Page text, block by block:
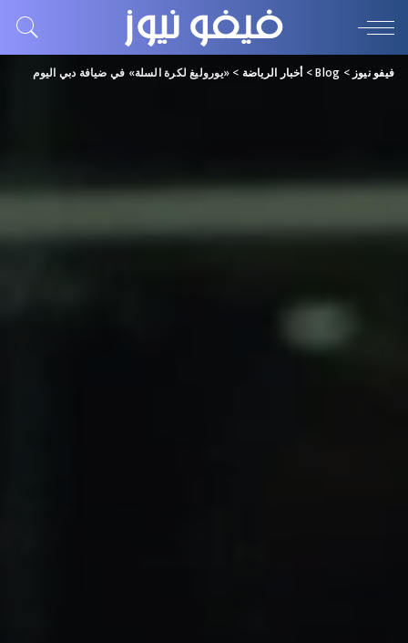
فيفو نيوز >
Blog
>أخبار الرياضة > «يوروليغ لكرة السلة» في ضيافة دبي اليوم